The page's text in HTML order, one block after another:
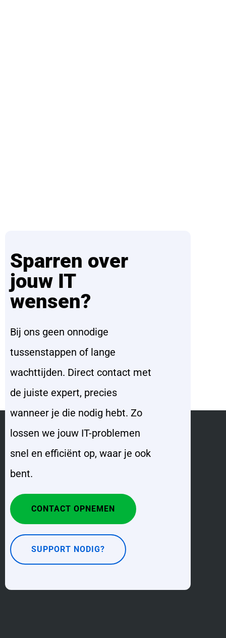
Sparren over
jouw IT
wensen?
Bij ons geen onnodige
tussenstappen of lange
wachttijden. Direct contact met
de juiste expert, precies
wanneer je die nodig hebt. Zo
lossen we jouw IT-problemen
snel en efficiënt op, waar je ook
bent.
CONTACT OPNEMEN
SUPPORT NODIG?